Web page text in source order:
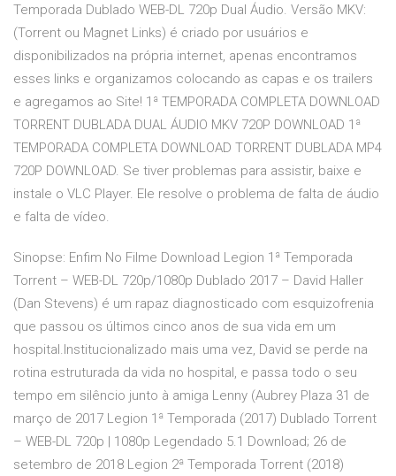
Temporada Dublado WEB-DL 720p Dual Áudio. Versão MKV:
(Torrent ou Magnet Links) é criado por usuários e
disponibilizados na própria internet, apenas encontramos
esses links e organizamos colocando as capas e os trailers
e agregamos ao Site! 1ª TEMPORADA COMPLETA DOWNLOAD
TORRENT DUBLADA DUAL ÁUDIO MKV 720P DOWNLOAD 1ª
TEMPORADA COMPLETA DOWNLOAD TORRENT DUBLADA MP4
720P DOWNLOAD. Se tiver problemas para assistir, baixe e
instale o VLC Player. Ele resolve o problema de falta de áudio
e falta de vídeo.
Sinopse: Enfim No Filme Download Legion 1ª Temporada
Torrent – WEB-DL 720p/1080p Dublado 2017 – David Haller
(Dan Stevens) é um rapaz diagnosticado com esquizofrenia
que passou os últimos cinco anos de sua vida em um
hospital.Institucionalizado mais uma vez, David se perde na
rotina estruturada da vida no hospital, e passa todo o seu
tempo em silêncio junto à amiga Lenny (Aubrey Plaza 31 de
março de 2017 Legion 1ª Temporada (2017) Dublado Torrent
– WEB-DL 720p | 1080p Legendado 5.1 Download; 26 de
setembro de 2018 Legion 2ª Temporada Torrent (2018)